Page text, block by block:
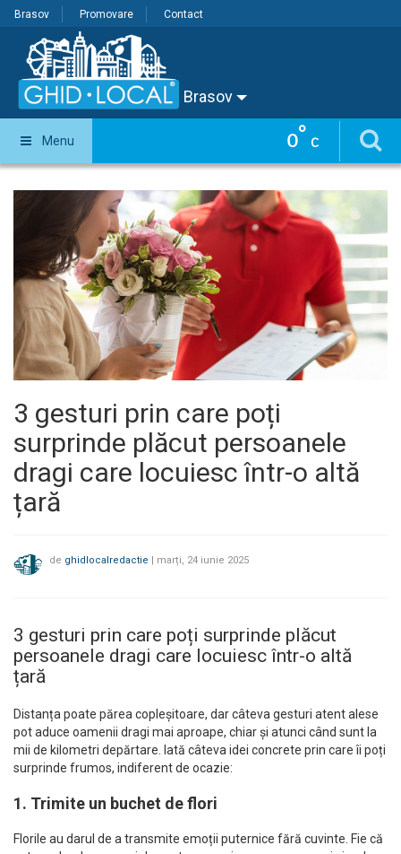
Brasov Promovare Contact
Brasov
0° C
Menu
3 gesturi prin care poți
surprinde plăcut persoanele
dragi care locuiesc într-o altă
țară
de ghidlocalredactie | marți, 24 iunie 2025
3 gesturi prin care poți surprinde plăcut
persoanele dragi care locuiesc într-o altă
țară
Distanța poate părea copleșitoare, dar câteva gesturi atent alese
pot aduce oamenii dragi mai aproape, chiar și atunci când sunt la
mii de kilometri depărtare. Iată câteva idei concrete prin care îi poți
surprinde frumos, indiferent de ocazie:
1. Trimite un buchet de flori
Florile au darul de a transmite emoții puternice fără cuvinte. Fie că